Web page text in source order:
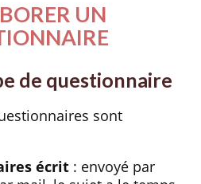
UN
de questionnaire
sont
écrit : envoyé par